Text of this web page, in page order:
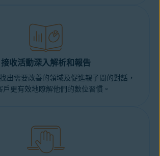
接收活動深入解析和報告
出需要改善的領域及促進親子間的對話，
戶更有效地瞭解他們的數位習慣。